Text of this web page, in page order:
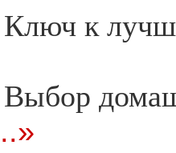
Ключ к
Выбор